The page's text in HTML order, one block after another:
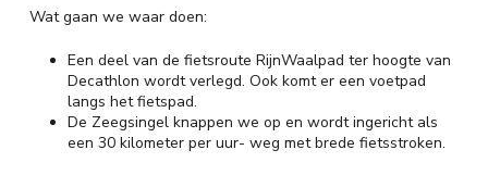
Wat gaan we waar doen:
Een deel van de fietsroute RijnWaalpad ter hoogte van
Decathlon wordt verlegd. Ook komt er een voetpad
langs het fietspad.
De Zeegsingel knappen we op en wordt ingericht als
een 30 kilometer per uur- weg met brede fietsstroken.